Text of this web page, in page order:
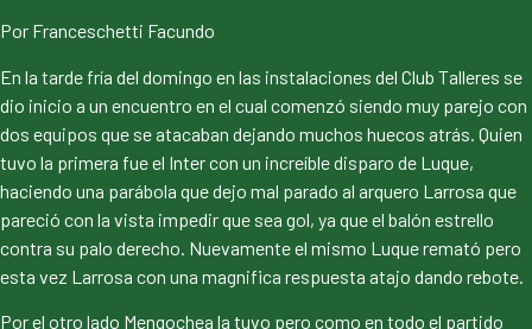
Por Franceschetti Facundo
En la tarde fría del domingo en las instalaciones del Club Talleres se
dio inicio a un encuentro en el cual comenzó siendo muy parejo con
dos equipos que se atacaban dejando muchos huecos atrás. Quien
tuvo la primera fue el Inter con un increíble disparo de Luque,
haciendo una parábola que dejo mal parado al arquero Larrosa que
pareció con la vista impedir que sea gol, ya que el balón estrello
contra su palo derecho. Nuevamente el mismo Luque remató pero
esta vez Larrosa con una magnifica respuesta atajo dando rebote.
Por el otro lado Mengochea la tuvo pero como en todo el partido